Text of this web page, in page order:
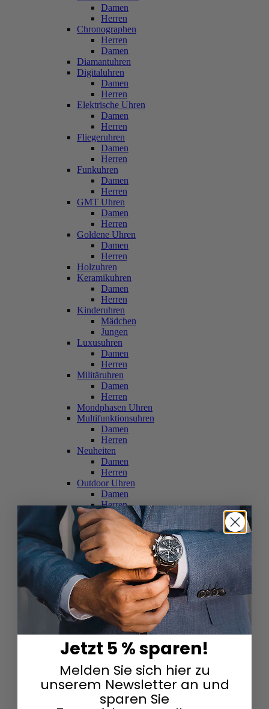
Damen
Herren
Chronographen
Herren
Damen
Diamantuhren
Digitaluhren
Damen
Herren
Elektrische Uhren
Damen
Herren
Fliegeruhren
Damen
Herren
Funkuhren
Damen
Herren
GMT Uhren
Damen
Herren
Goldene Uhren
Damen
Herren
Holzuhren
Keramikuhren
Damen
Herren
Kinderuhren
Mädchen
Jungen
Luxusuhren
Damen
Herren
Militäruhren
Damen
Herren
Mondphasen Uhren
Multifunktionsuhren
Damen
Herren
Neuheiten
Damen
Herren
Outdoor Uhren
Damen
Herren
Schweizer Uhren
Damen
Herren
Skelettuhren
Damen
Herren
Smartwatches
Damen
Herren
Solaruhren
Herren
Damen
Sportuhren
Damen
Herren
Swarovski & Edelsteine
Damen
Herren
Jetzt 5 % sparen!
Melden Sie sich hier zu
unserem Newsletter an und
sparen Sie